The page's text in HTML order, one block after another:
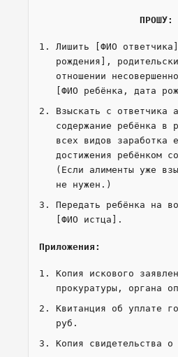
ПРОШУ:
Лишить [ФИО
рождения],
отношении
[ФИО ребёнка, дата
Взыскать с ответчика
содержание ребёнка в
всех видов заработка
достижения ребёнком
(Если алименты уже
не нужен.)
Передать ребёнка на
[ФИО истца].
Приложения:
Копия искового
прокуратуры, органа
Квитанция об уплате
руб.
Копия свидетельства о